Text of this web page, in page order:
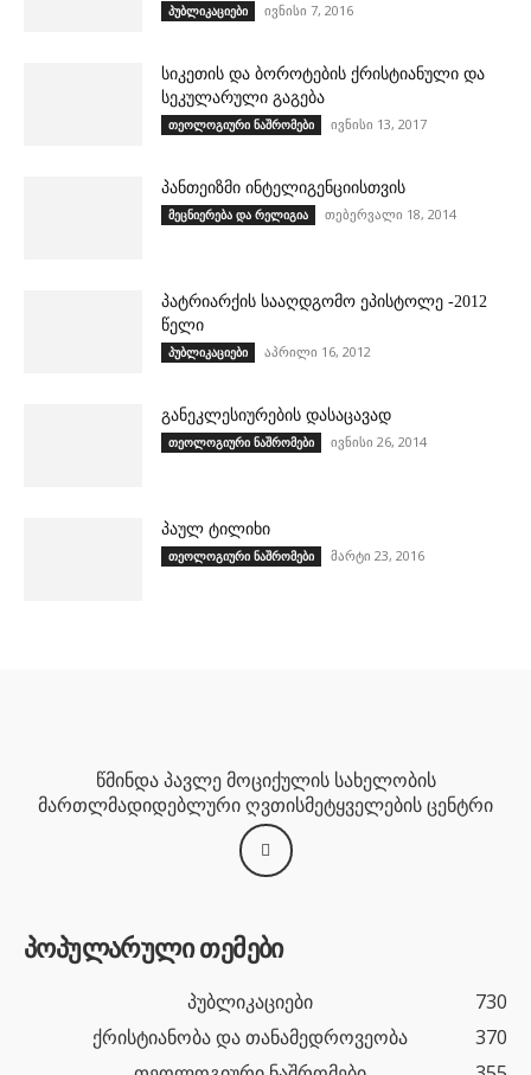
პუბლიკაციები ივნისი 7, 2016
სიკეთის და ბოროტების ქრისტიანული და
სეკულარული გაგება
თეოლოგიური ნაშრომები ივნისი 13, 2017
პანთეიზმი ინტელიგენციისთვის
მეცნიერება და რელიგია თებერვალი 18, 2014
პატრიარქის სააღდგომო ეპისტოლე -2012
წელი
პუბლიკაციები აპრილი 16, 2012
განეკლესიურების დასაცავად
თეოლოგიური ნაშრომები ივნისი 26, 2014
პაულ ტილიხი
თეოლოგიური ნაშრომები მარტი 23, 2016
წმინდა პავლე მოციქულის სახელობის
მართლმადიდებლური ღვთისმეტყველების ცენტრი
პოპულარული თემები
პუბლიკაციები
730
ქრისტიანობა და თანამედროვეობა
370